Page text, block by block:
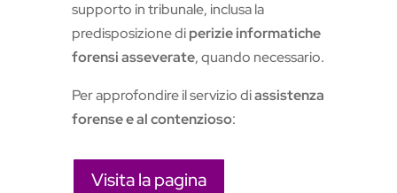
supporto in tribunale, inclusa la
predisposizione diperizie informatiche
forensi asseverate, quando necessario.
Per approfondire il servizio diassistenza
forense e al contenzioso:
Visita la pagina